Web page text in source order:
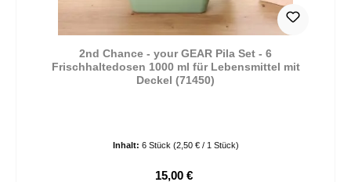
2nd Chance - your GEAR Pila Set - 6
Frischhaltedosen 1000 ml für Lebensmittel mit
Deckel (71450)
Inhalt: 6 Stück (2,50 € / 1 Stück)
15,00 €